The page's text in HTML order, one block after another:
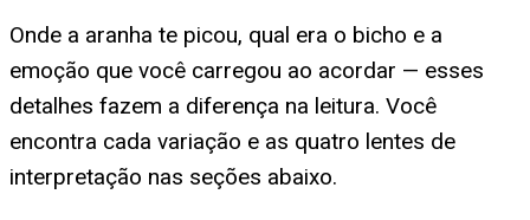
Onde a aranha te picou, qual era o bicho e a
emoção que você carregou ao acordar — esses
detalhes fazem a diferença na leitura. Você
encontra cada variação e as quatro lentes de
interpretação nas seções abaixo.